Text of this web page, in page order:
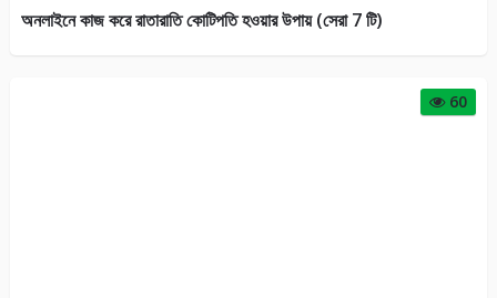
অনলাইনে কাজ করে রাতারাতি কোটিপতি হওয়ার উপায় (সেরা 7 টি)
60